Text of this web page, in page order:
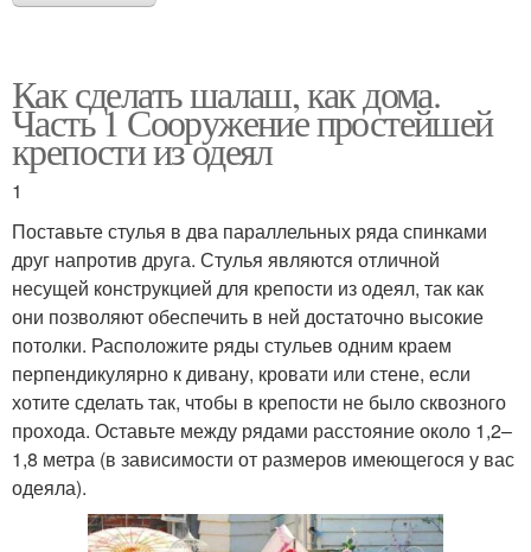
Как сделать шалаш, как дома.
Часть 1 Сооружение простейшей
крепости из одеял
1
Поставьте стулья в два параллельных ряда спинками
друг напротив друга. Стулья являются отличной
несущей конструкцией для крепости из одеял, так как
они позволяют обеспечить в ней достаточно высокие
потолки. Расположите ряды стульев одним краем
перпендикулярно к дивану, кровати или стене, если
хотите сделать так, чтобы в крепости не было сквозного
прохода. Оставьте между рядами расстояние около 1,2–
1,8 метра (в зависимости от размеров имеющегося у вас
одеяла).